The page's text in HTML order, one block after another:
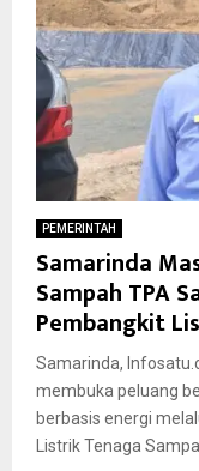
PEMERINTAH
Samarinda
Sampah TPA
Pembangkit
Samarinda,
membuka peluang
berbasis energi
Listrik Tenaga